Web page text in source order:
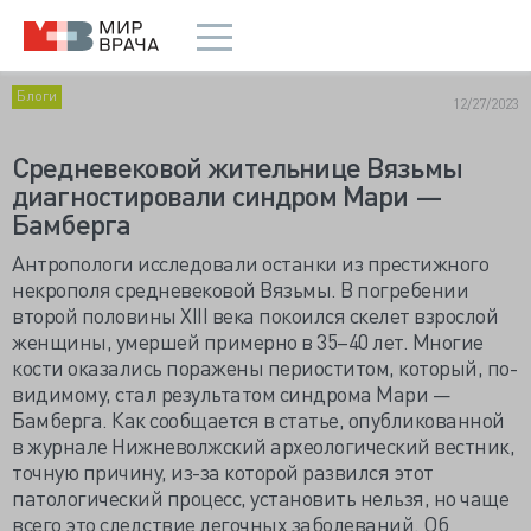
Блоги 12/27/2023
Средневековой жительнице Вязьмы
диагностировали синдром Мари —
Бамберга
Антропологи исследовали останки из престижного
некрополя средневековой Вязьмы. В погребении
второй половины XIII века покоился скелет взрослой
женщины, умершей примерно в 35–40 лет. Многие
кости оказались поражены периоститом, который, по-
видимому, стал результатом синдрома Мари —
Бамберга. Как сообщается в статье, опубликованной
в журнале Нижневолжский археологический вестник,
точную причину, из-за которой развился этот
патологический процесс, установить нельзя, но чаще
всего это следствие легочных заболеваний. Об